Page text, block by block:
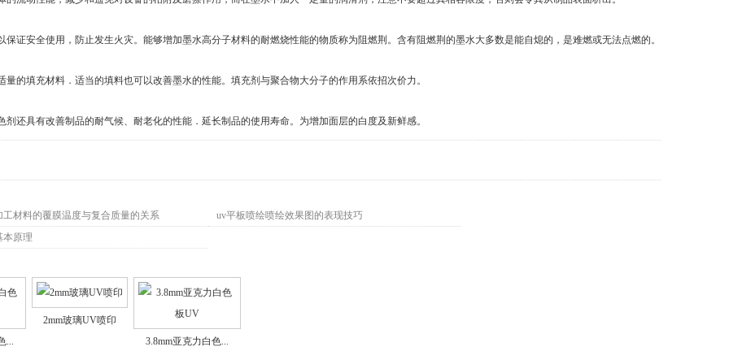
安全使用，防止发生火灾。能够增加墨水高分子材料的耐燃烧性能的物质称为阻燃荆。含有阻燃荆的墨水大多数是能自熄的，是难燃或无法点燃的。
填充材料．适当的填料也可以改善墨水的性能。填充剂与聚合物大分子的作用系依招次价力。
具有改善制品的耐气候、耐老化的性能．延长制品的使用寿命。为增加面层的白度及新鲜感。
工材料的覆膜温度与复合质量的关系
uv平板喷绘喷绘效果图的表现技巧
本原理
...
2mm玻璃UV喷印
3.8mm亚克力白色...